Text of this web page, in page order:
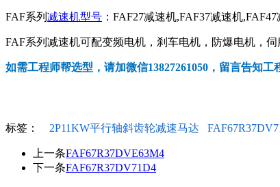
FAF系列 减速机型号 ：FAF27减速机,FAF37减速机
FAF系列减速机可配变频电机，刹车电机，防爆电机，
如需工程师帮选型，请加微信13827261050，留言告知工
标签： 2P11KW平行轴斜齿轮减速马达
上一条FAF67R37DVE63M4
下一条FAF67R37DV71D4